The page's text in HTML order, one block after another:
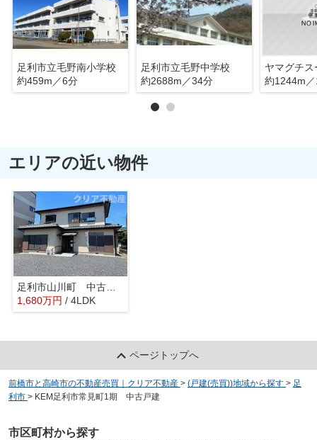
足利市立毛野南小学校
約459m／6分
足利市立毛野中学校
約2688m／34分
約1244m
エリアの近い物件
足利市山川町 中古住宅
1,680万円 / 4LDK
ページトップへ
前橋市と高崎市の不動産売買｜クリア不動産 > (戸建(売買))地域から探す > 足
利市 > KEM足利市常見町1期 中古戸建
市区町村から探す